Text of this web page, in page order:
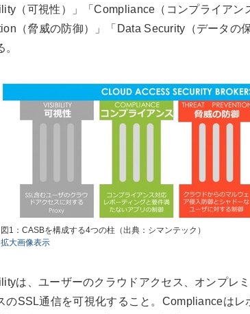
（可視性）」「Compliance（コンプライアン
（脅威の防御）」「Data Security（データの
。
図1：CASBを構成する4つの柱（出典：シマンテック）
拡大画像表示
は、ユーザーのクラウドアクセス、オンプレ
のSSL通信を可視化すること。Complianceはレ